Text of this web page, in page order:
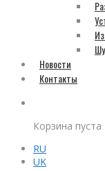
Новости
Контакты
Корзина пуста
RU
UK